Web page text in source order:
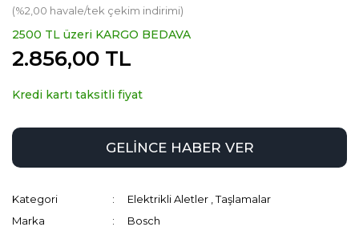
(%2,00 havale/tek çekim indirimi)
2500 TL üzeri KARGO BEDAVA
2.856,00 TL
Kredi kartı taksitli fiyat
GELİNCE HABER VER
Kategori Elektrikli Aletler ,Taşlamalar
Marka
Bosch